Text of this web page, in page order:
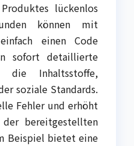
lückenlos
können mit
einen Code
sofort detaillierte
die Inhaltsstoffe,
soziale Standards.
Fehler und erhöht
bereitgestellten
Beispiel bietet eine